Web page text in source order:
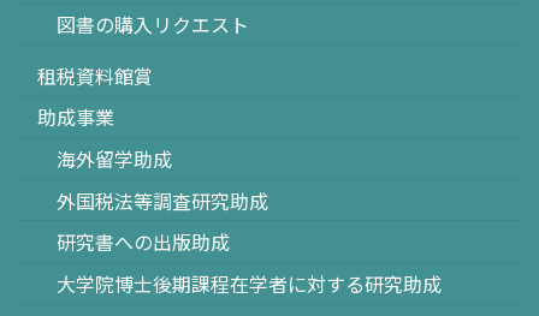
図書の購入リクエスト
租税資料館賞
助成事業
海外留学助成
外国税法等調査研究助成
研究書への出版助成
大学院博士後期課程在学者に対する研究助成